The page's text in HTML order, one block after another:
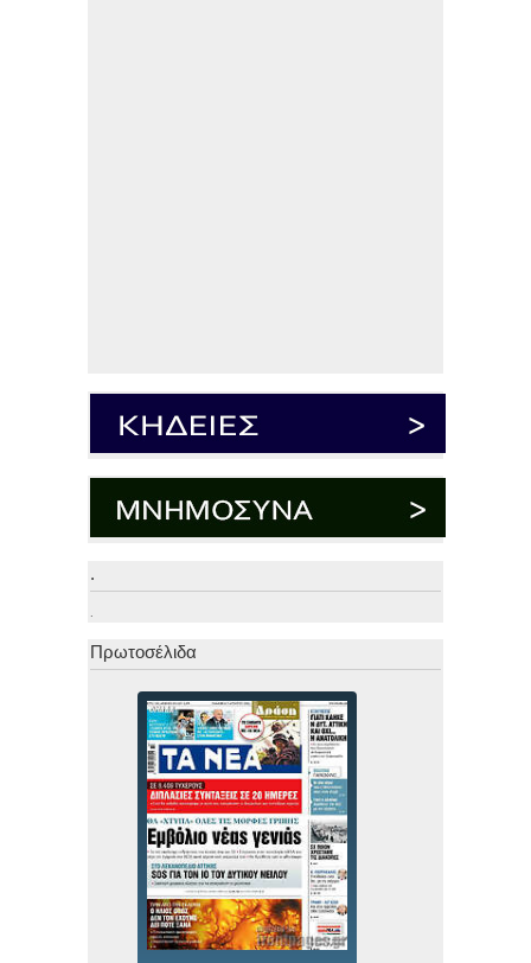
.
Πρωτοσέλιδα